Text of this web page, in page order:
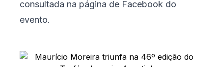
consultada na página de Facebook do
evento.